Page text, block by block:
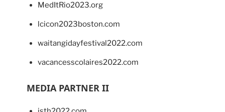
MedItRio2023.org
lcicon2023boston.com
waitangidayfestival2022.com
vacancesscolaires2022.com
MEDIA PARTNER II